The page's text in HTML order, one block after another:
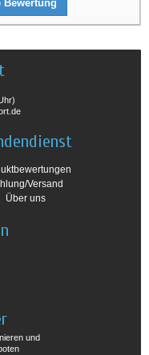
Bewertung
Versand
Über uns
und